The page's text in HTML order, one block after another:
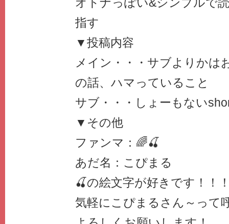
オトナっぽい&シンプルで
指す
▼投稿内容
メイン・・・サブよりかは
の話、ハマっていること
サブ・・・しょーもない
▼その他
ファンマ：🌈🍒
あだ名：こぴまる
🍒の絵文字が好きです！！
気軽にこぴまるさん～って